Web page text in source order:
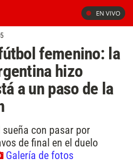
EN VIVO
femenino: la
hizo
a un paso de la
con pasar por
de final en el duelo
Galería de fotos